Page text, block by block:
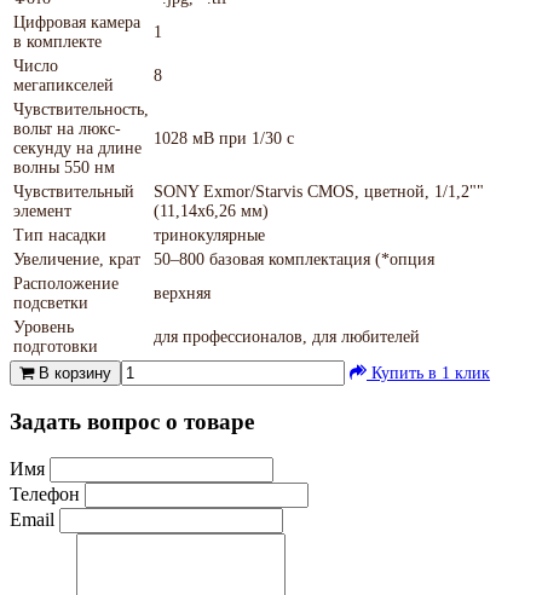
Цифровая камера
в комплекте
1
Число
мегапикселей
8
Чувствительность,
вольт на люкс-
секунду на длине
волны 550 нм
1028 мВ при 1/30 с
Чувствительный
элемент
SONY Exmor/Starvis CMOS, цветной, 1/1,2""
(11,14x6,26 мм)
Тип насадки
тринокулярные
Увеличение, крат
50–800 базовая комплектация (*опция
Расположение
подсветки
верхняя
Уровень
подготовки
для профессионалов, для любителей
В корзину
Купить в 1 клик
Задать вопрос о товаре
Имя
Телефон
Email